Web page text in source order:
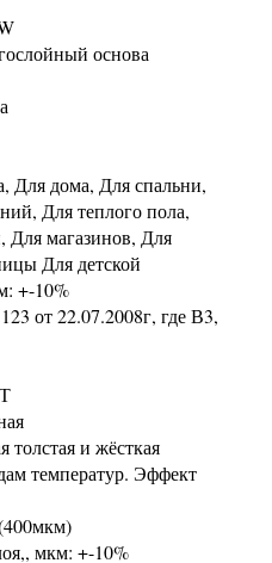
основа
Для дома, Для спальни,
Для теплого пола,
Для магазинов, Для
Для детской
+-10%
от 22.07.2008г, где В3,
и жёсткая
температур. Эффект
мкм: +-10%